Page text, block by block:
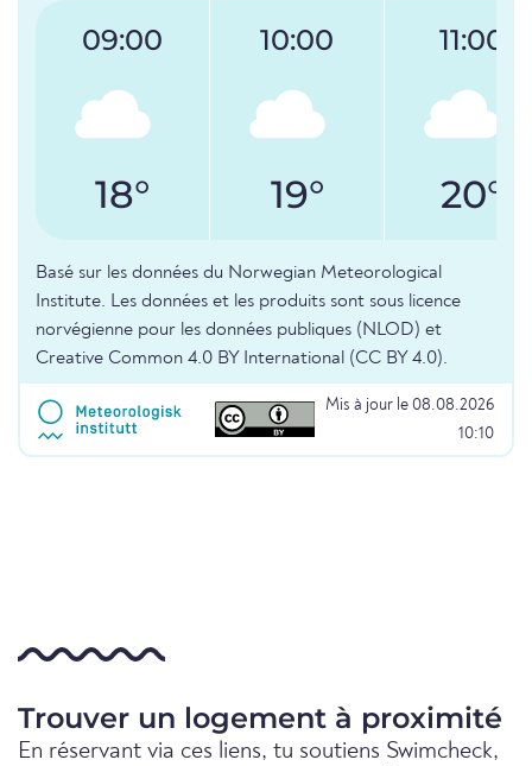
09:00
18°
10:00
19°
11:00
20°
Basé sur les données du Norwegian Meteorological
Institute. Les données et les produits sont sous licence
norvégienne pour les données publiques (NLOD) et
Creative Common 4.0 BY International (CC BY 4.0).
Mis à jour le 08.08.2026
10:10
Trouver un logement à proximité
En réservant via ces liens, tu soutiens Swimcheck,